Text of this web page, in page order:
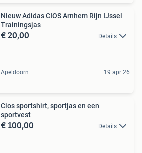
Nieuw Adidas CIOS Arnhem Rijn IJssel
Trainingsjas
€ 20,00 Details
Apeldoorn 19 apr 26
Cios sportshirt, sportjas en een
sportvest
€ 100,00 Details